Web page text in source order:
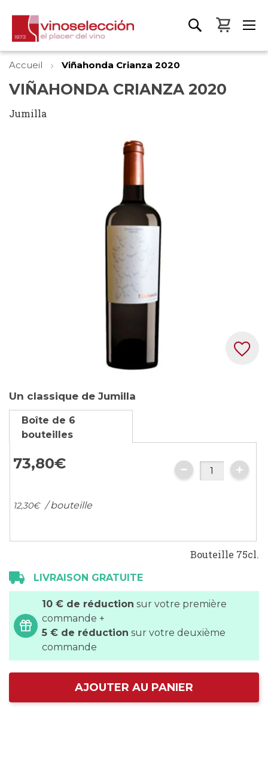
Mon
Accueil Viñahonda Crianza 2020
VIÑAHONDA CRIANZA 2020
Jumilla
to
the
beginning
of
the
images
Un classique de Jumilla
Boîte de 6
bouteilles
73,80€
12,30€ / bouteille
Bouteille 75cl.
LIVRAISON GRATUITE
10 € de réduction sur votre première
commande +
5 € de réduction sur votre deuxième
commande
AJOUTER AU PANIER